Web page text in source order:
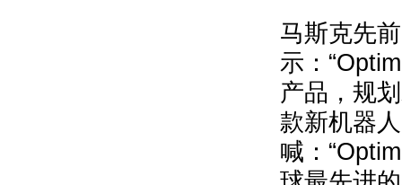
马斯克先
示：
产品，规
款新机器
喊：